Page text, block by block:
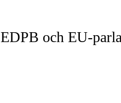
EDPB och EU-